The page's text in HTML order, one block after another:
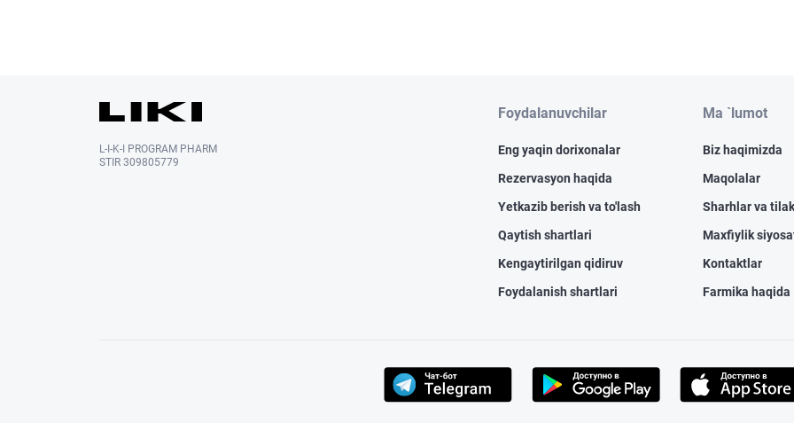
L-I-K-I PROGRAM PHARM
STIR 309805779
Foydalanuvchilar
Eng yaqin dorixonalar
Rezervasyon haqida
Yetkazib berish va to'lash
Qaytish shartlari
Kengaytirilgan qidiruv
Foydalanish shartlari
Ma `lumot
Biz haqimizda
Maqolalar
Sharhlar va
Maxfiylik
Kontaktlar
Farmika haqida